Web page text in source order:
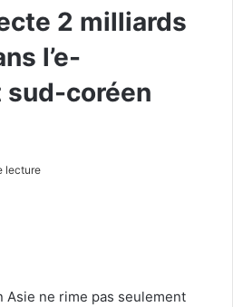
2 milliards
l’e-
sud-coréen
lecture
Asie ne rime pas seulement